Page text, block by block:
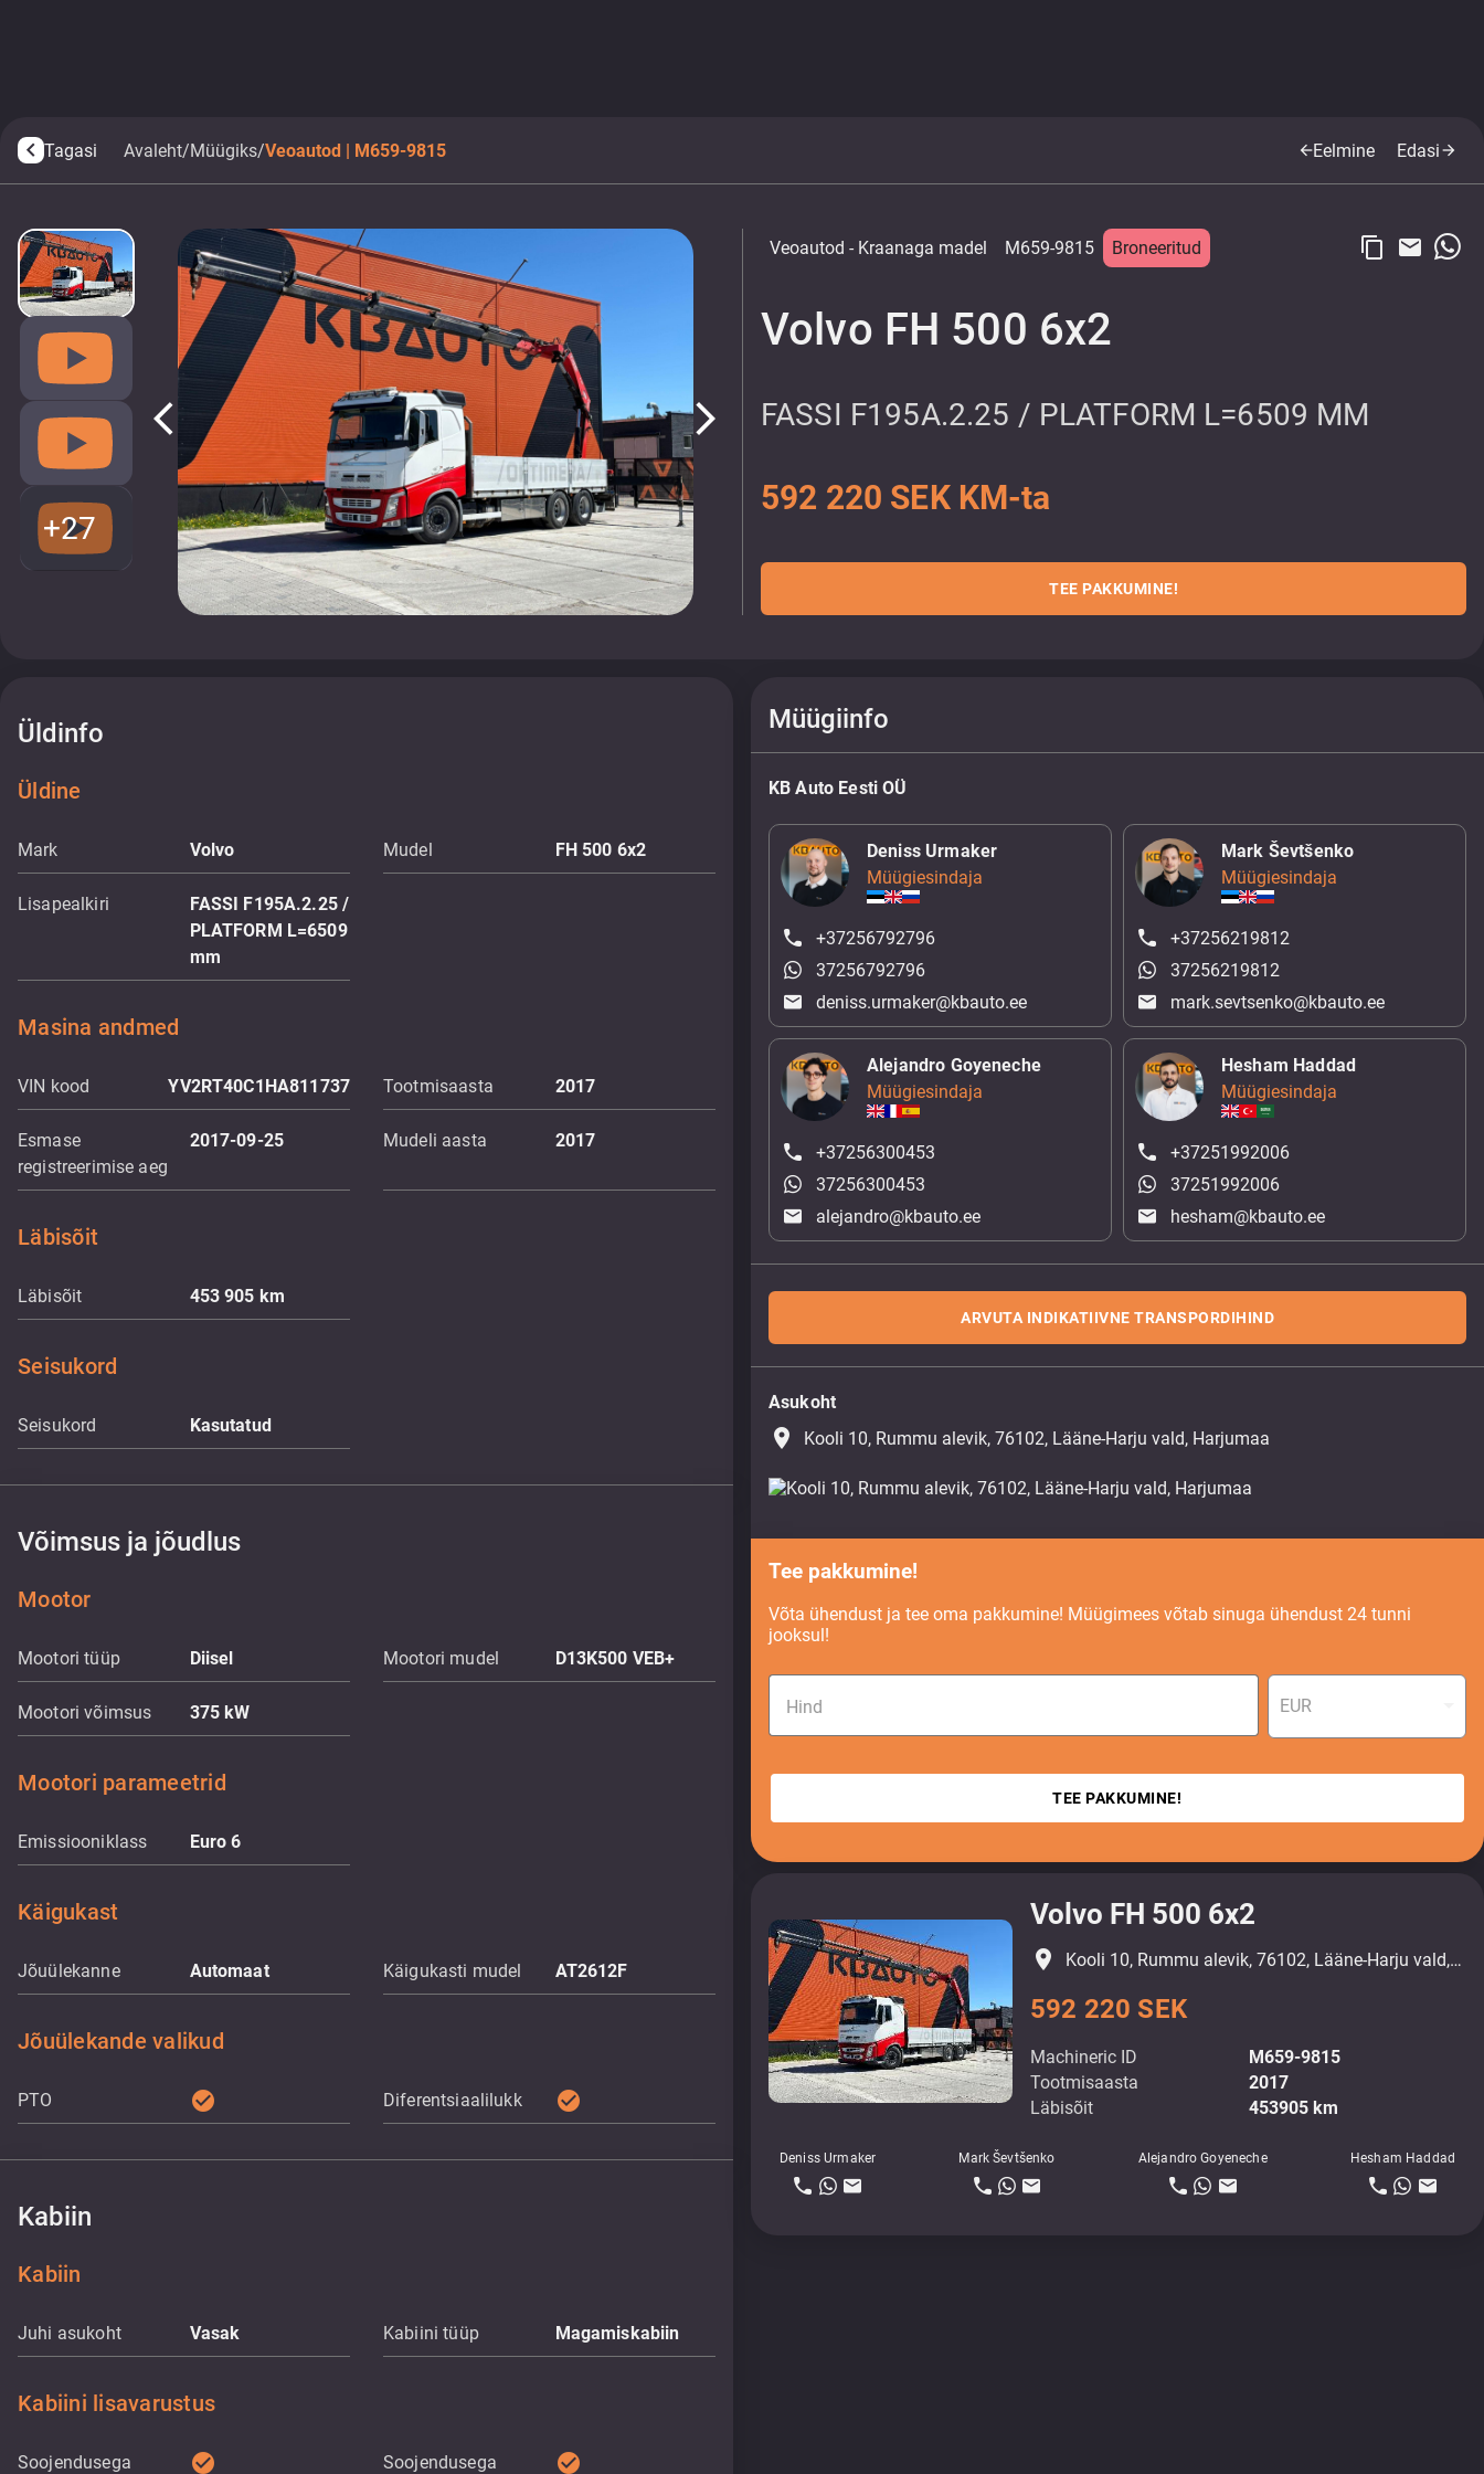
arrow_back_ios Tagasi Avaleht/Müügiks/Veoautod | M659-9815 arrow_backEelmine Edasiarrow_forward
arrow_back_ios arrow_forward_ios
+27
Veoautod - Kraanaga madel M659-9815 Broneeritud content_copy email
Volvo FH 500 6x2
FASSI F195A.2.25 / PLATFORM L=6509 MM
592 220 SEK KM-ta
TEE PAKKUMINE!
Üldinfo
Üldine
Mark Volvo Mudel FH 500 6x2
Lisapealkiri
FASSI F195A.2.25 /
PLATFORM L=6509
mm
Masina andmed
VIN kood YV2RT40C1HA811737 Tootmisaasta 2017
Esmase
registreerimise aeg
2017-09-25 Mudeli aasta 2017
Läbisõit
Läbisõit 453 905 km
Seisukord
Seisukord Kasutatud
Võimsus ja jõudlus
Mootor
Mootori tüüp Diisel Mootori mudel D13K500 VEB+
Mootori võimsus 375kW
Mootori parameetrid
Emissiooniklass Euro 6
Käigukast
Jõuülekanne Automaat Käigukasti mudel AT2612F
Jõuülekande valikud
PTO check_circle Diferentsiaalilukk check_circle
Kabiin
Kabiin
Juhi asukoht Vasak Kabiini tüüp Magamiskabiin
Kabiini lisavarustus
Soojendusega
check_circle
Soojendusega
check_circle
Müügiinfo
KB Auto Eesti OÜ
Deniss Urmaker
Müügiesindaja
+37256792796
37256792796
deniss.urmaker@kbauto.ee
Mark Ševtšenko
Müügiesindaja
+37256219812
37256219812
mark.sevtsenko@kbauto.ee
Alejandro Goyeneche
Müügiesindaja
+37256300453
37256300453
alejandro@kbauto.ee
Hesham Haddad
Müügiesindaja
+37251992006
37251992006
hesham@kbauto.ee
ARVUTA INDIKATIIVNE TRANSPORDIHIND
Asukoht
place Kooli 10, Rummu alevik, 76102, Lääne-Harju vald, Harjumaa
Tee pakkumine!
Võta ühendust ja tee oma pakkumine! Müügimees võtab sinuga ühendust 24 tunni
jooksul!
Hind EUR
TEE PAKKUMINE!
Volvo FH 500 6x2
Machineric ID
M659-9815
Tootmisaasta
2017
Läbisõit
453905 km
Deniss Urmaker Mark Ševtšenko Alejandro Goyeneche Hesham Haddad
592 220 SEK
place Kooli 10, Rummu alevik, 76102, Lääne-Harju vald, Harjumaa